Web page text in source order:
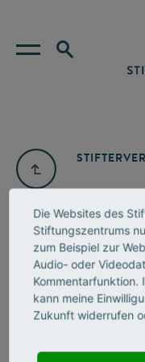
Die Websites des
Stiftungszentrums
zum Beispiel zur
Audio- oder
Kommentarfunktion.
kann meine
Zukunft widerrufen